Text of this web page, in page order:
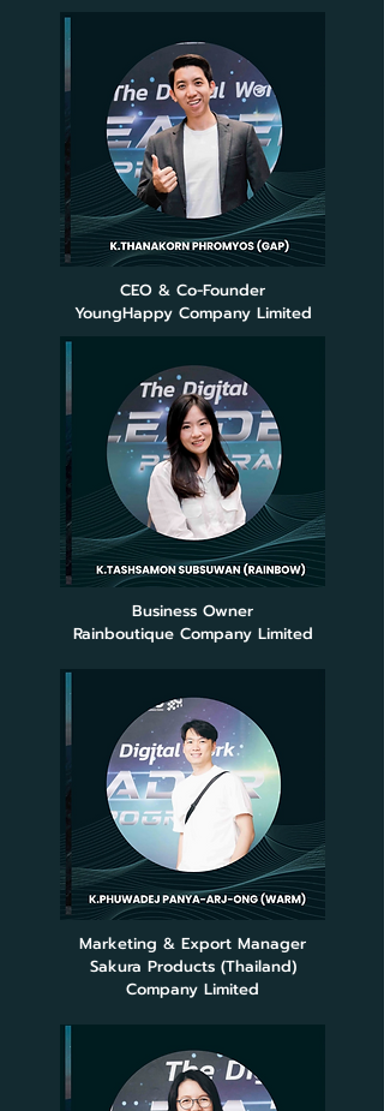
CEO & Co-Founder
YoungHappy Company Limited
Business Owner
Rainboutique Company Limited
Marketing & Export Manager
Sakura Products (Thailand)
Company Limited